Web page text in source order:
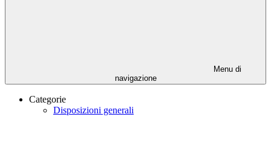
Menu di
navigazione
Categorie
Disposizioni generali